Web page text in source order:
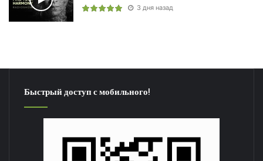
3 дня назад
Быстрый доступ с мобильного!